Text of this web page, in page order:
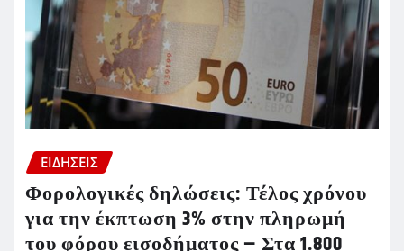
ΕΙΔΗΣΕΙΣ
Φορολογικές δηλώσεις: Τέλος χρόνου
για την έκπτωση 3% στην πληρωμή